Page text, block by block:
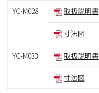
YC-M028 取扱説明書
寸法図
YC-M033 取扱説明書
寸法図